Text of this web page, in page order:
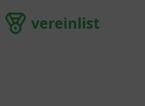
vereinlistvereinlist